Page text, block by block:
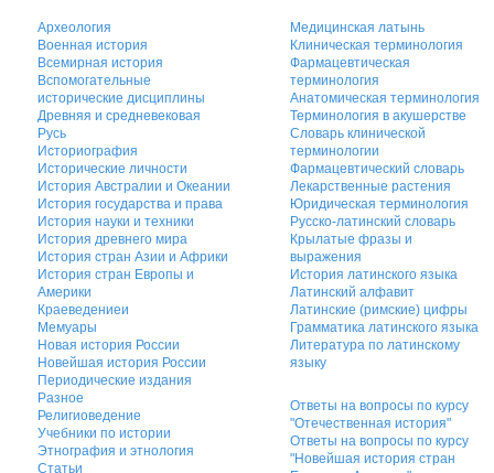
Археология
Военная история
Всемирная история
Вспомогательные
исторические дисциплины
Древняя и средневековая
Русь
Историография
Исторические личности
История Австралии и Океании
История государства и права
История науки и техники
История древнего мира
История стран Азии и Африки
История стран Европы и
Америки
Краеведениеи
Мемуары
Новая история России
Новейшая история России
Периодические издания
Разное
Религиоведение
Учебники по истории
Этнография и этнология
Статьи
Медицинская латынь
Клиническая терминология
Фармацевтическая
терминология
Анатомическая терминология
Терминология в акушерстве
Словарь клинической
терминологии
Фармацевтический словарь
Лекарственные растения
Юридическая терминология
Русско-латинский словарь
Крылатые фразы и
выражения
История латинского языка
Латинский алфавит
Латинские (римские) цифры
Грамматика латинского языка
Литература по латинскому
языку
Ответы на вопросы по курсу
"Отечественная история"
Ответы на вопросы по курсу
"Новейшая история стран